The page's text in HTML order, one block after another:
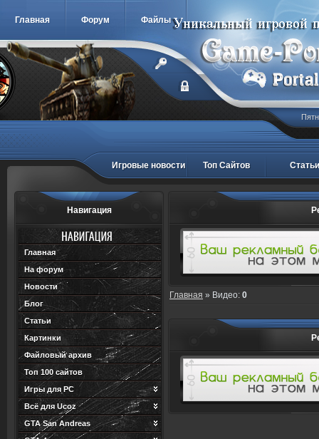
Главная Форум Файлы
Игровые новости Топ Сайтов Статьи
Навигация
Главная
На форум
Новости
Блог
Статьи
Картинки
Файловый архив
Топ 100 сайтов
Игры для PC
Всё для Ucoz
GTA San Andreas
Главная » Видео: 0